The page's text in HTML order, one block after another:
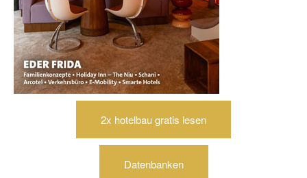
2x hotelbau gratis lesen
Datenbanken